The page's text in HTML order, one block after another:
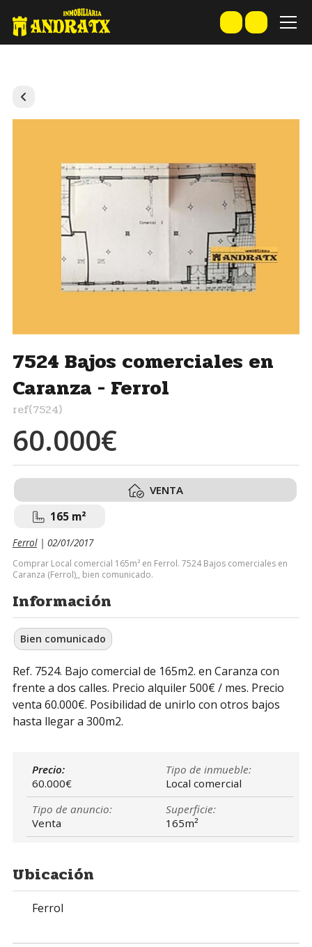
7524 Bajos comerciales en
Caranza - Ferrol
ref(7524)
60.000€
VENTA
165 m²
Ferrol| 02/01/2017
Comprar Local comercial 165m² en Ferrol. 7524 Bajos comerciales en
Caranza (Ferrol),, bien comunicado.
Información
Bien comunicado
Ref. 7524. Bajo comercial de 165m2. en Caranza con
frente a dos calles. Precio alquiler 500€ / mes. Precio
venta 60.000€. Posibilidad de unirlo con otros bajos
hasta llegar a 300m2.
Precio:
60.000€
Tipo de inmueble:
Local comercial
Tipo de anuncio:
Venta
Superficie:
165m²
Ubicación
Ferrol